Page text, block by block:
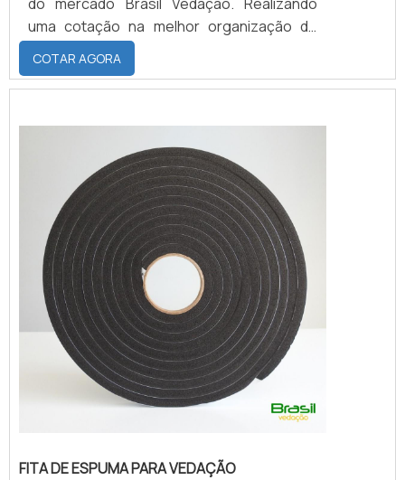
uma cotação na melhor organização do
ramo e descobrindo a maior referência de
qualidade da área de atuação.Quando a
busca é por fita de espuma para vedação
que não desbotam ou amarelam.MAIS
SOBRE FITA DE ESPUMA P...
COTAR AGORA
FITA DE ESPUMA PARA VEDAÇÃO